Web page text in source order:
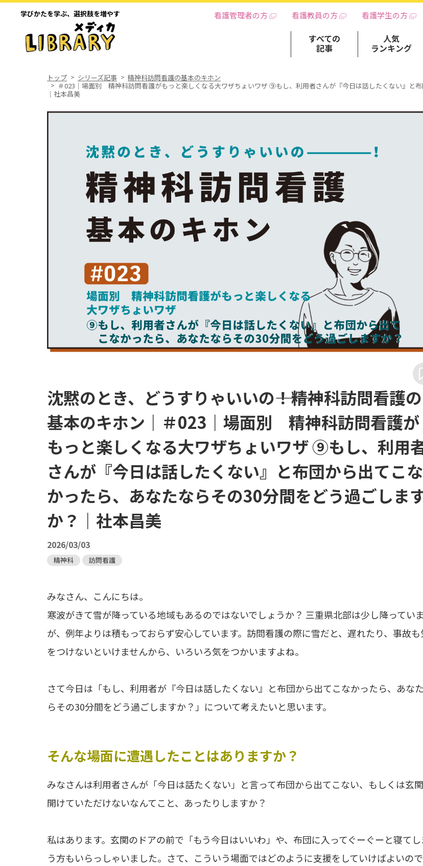
学びかたを学ぶ、 選択肢を増やす 看護管理者の方 看護教員の方 看護学生の方
すべての
記事
人気
ランキング
トップ シリーズ記事
精神科訪問看護の基本のキホン
＃023｜場面別 精神科訪問看護がもっと楽しくなる大ワザちょいワザ ⑨もし、利用者さんが『今日は話したくない』と
｜社本昌美
沈黙のとき、どうすりゃいいの―――！精神科訪問看護の
基本のキホン｜＃023｜場面別 精神科訪問看護が
もっと楽しくなる大ワザちょいワザ ⑨もし、利用
さんが『今日は話したくない』と布団から出てこな
かったら、あなたならその30分間をどう過ごしま
か？｜社本昌美
2026/03/03
精神科 訪問看護
みなさん、こんにちは。
寒波がきて雪が降っている地域もあるのではないでしょうか？ 三重県北部は少し降ってい
が、例年よりは積もっておらず安心しています。訪問看護の際に雪だと、遅れたり、事故も
をつけないといけませんから、いろいろ気をつかいますよね。
さて今日は「もし、利用者が『今日は話したくない』と布団から出てこなかったら、あな
らその30分間をどう過ごしますか？」について考えたいと思います。
そんな場面に遭遇したことはありますか？
みなさんは利用者さんが「今日は話たくない」と言って布団から出てこない、もしくは玄
開けていただけないなんてこと、あったりしますか？
私はあります。玄関のドアの前で「もう今日はいいわ」や、布団に入ってぐーぐーと寝てし
う方もいらっしゃいました。さて、こういう場面ではどのように支援をしていけばよいの